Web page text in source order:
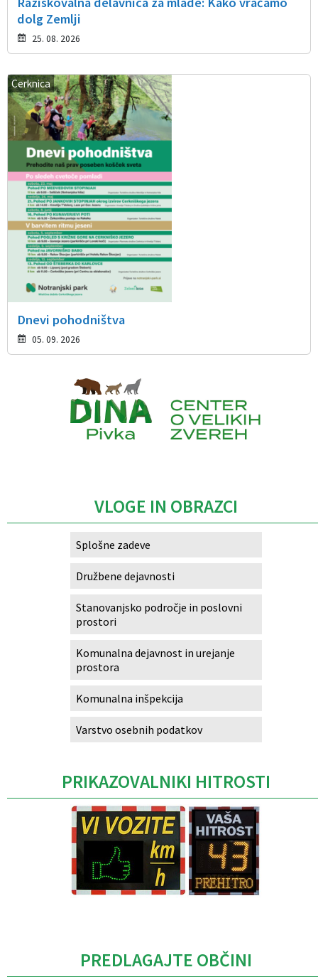
dolg Zemlji
25. 08. 2026
Cerknica
Dnevi pohodništva
05. 09. 2026
VLOGE IN OBRAZCI
Splošne zadeve
Družbene dejavnosti
Stanovanjsko področje in poslovni
prostori
Komunalna dejavnost in urejanje
prostora
Komunalna inšpekcija
Varstvo osebnih podatkov
PRIKAZOVALNIKI HITROSTI
PREDLAGAJTE OBČINI